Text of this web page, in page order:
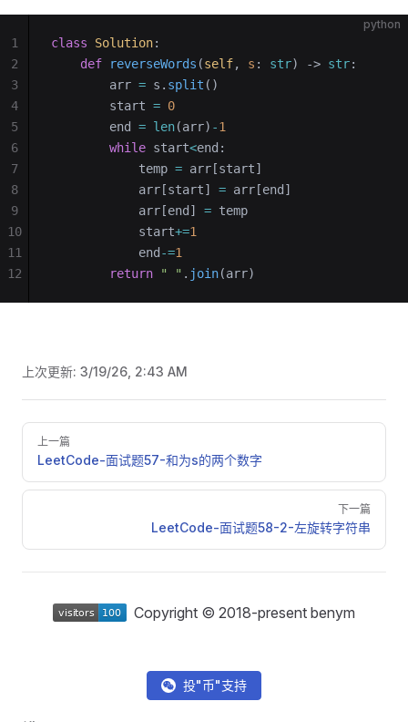
python
class Solution:
    def
reverseWords (self, s : str) -> str:
        arr
= s. split ()
        start
= 0
        end
= len(arr) -1
        while
start<end:
            temp
= arr[start]
            arr[start]
= arr[end]
            arr[end]
= temp
            start
+=1
            end
-=1
        return
" " . join(arr)
1
2
3
4
5
6
7
8
9
10
11
12
上次更新: 3/19/26, 2:43 AM
Pager
上一篇
LeetCode-面试题57-和为s的两个数字
下一篇
LeetCode-面试题58-2-左旋转字符串
Copyright © 2018-present benym
投"币"支持